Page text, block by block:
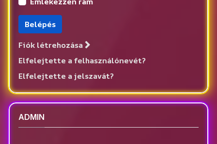
Belépés
Fiók létrehozása
Elfelejtette a felhasználónevét?
Elfelejtette a jelszavát?
ADMIN